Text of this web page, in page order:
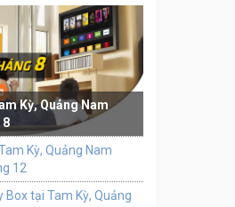
Kỳ, Quảng Nam
8
Kỳ, Quảng Nam
12
Box tại Tam Kỳ, Quảng